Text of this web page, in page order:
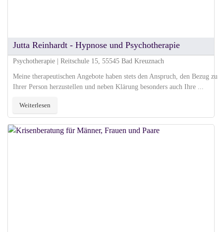
Jutta Reinhardt - Hypnose und Psychotherapie
Psychotherapie | Reitschule 15, 55545 Bad Kreuznach
Meine therapeutischen Angebote haben stets den Anspruch, den Bezug zu
Ihrer Person herzustellen und neben Klärung besonders auch Ihre ...
Weiterlesen